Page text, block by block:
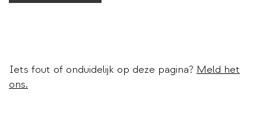
Iets fout of onduidelijk op deze pagina? Meld het
ons.